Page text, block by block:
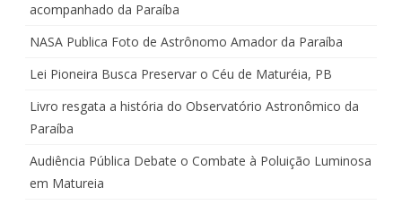
acompanhado da Paraíba
NASA Publica Foto de Astrônomo Amador da Paraíba
Lei Pioneira Busca Preservar o Céu de Maturéia, PB
Livro resgata a história do Observatório Astronômico da
Paraíba
Audiência Pública Debate o Combate à Poluição Luminosa
em Matureia